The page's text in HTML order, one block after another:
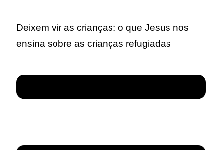
Deixem vir as crianças: o que Jesus nos
ensina sobre as crianças refugiadas